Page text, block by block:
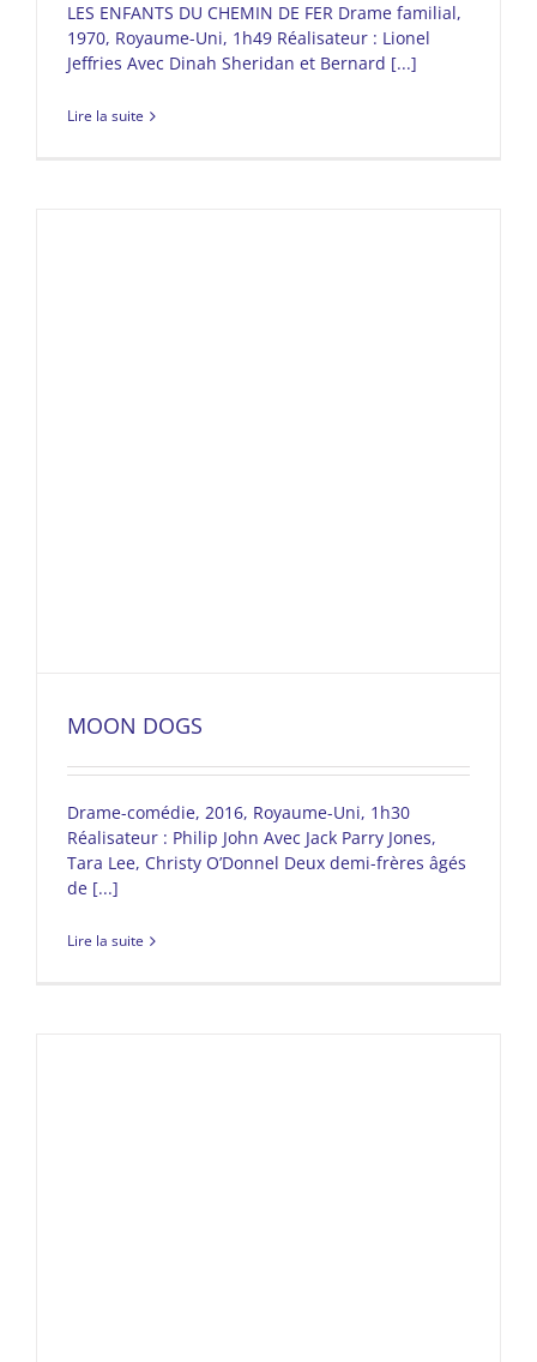
LES ENFANTS DU CHEMIN DE FER Drame familial,
1970, Royaume-Uni, 1h49 Réalisateur : Lionel
Jeffries Avec Dinah Sheridan et Bernard [...]
Lire la suite
MOON DOGS
Drame-comédie, 2016, Royaume-Uni, 1h30
Réalisateur : Philip John Avec Jack Parry Jones,
Tara Lee, Christy O’Donnel Deux demi-frères âgés
de [...]
Lire la suite